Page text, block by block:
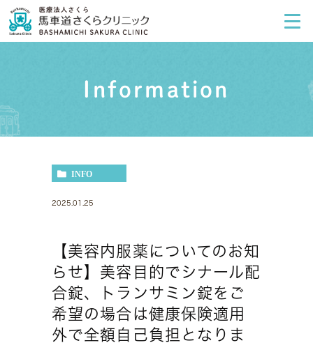
Information
INFO
2025.01.25
【美容内服薬についてのお知
らせ】美容目的でシナール配
合錠、トランサミン錠をご
希望の場合は健康保険適用
外で全額自己負担となりま